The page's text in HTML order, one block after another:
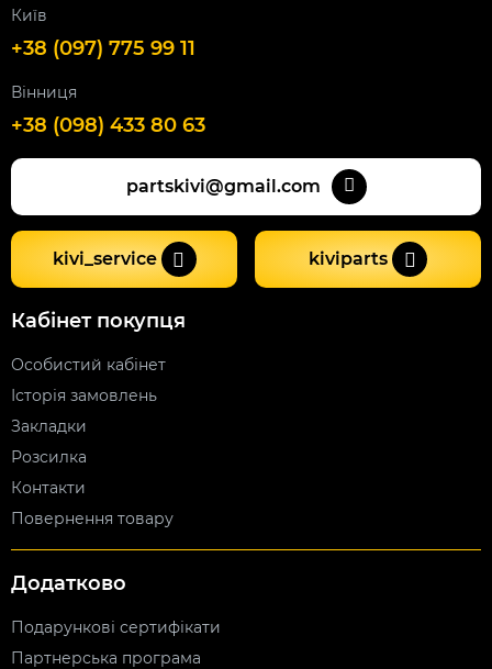
Київ
+38 (097) 775 99 11
Вінниця
+38 (098) 433 80 63
partskivi@gmail.com
kivi_service kiviparts
Кабінет покупця
Особистий кабінет
Історія замовлень
Закладки
Розсилка
Контакти
Повернення товару
Додатково
Подарункові сертифікати
Партнерська програма